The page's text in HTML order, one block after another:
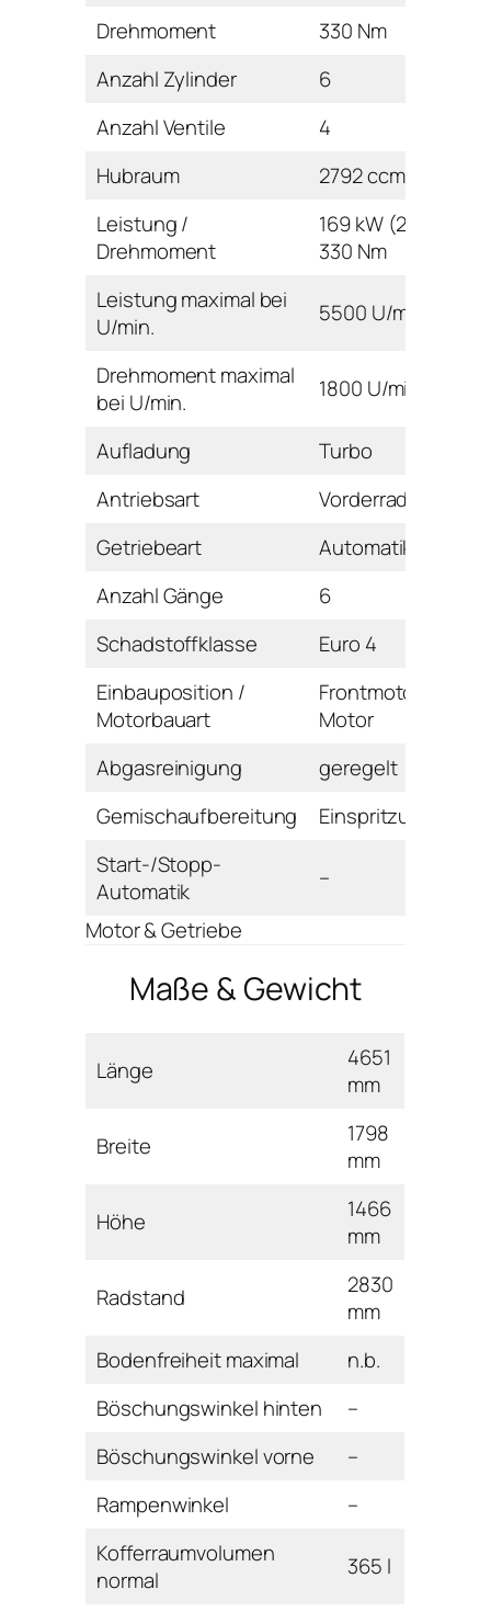
Drehmoment
330 Nm
Anzahl Zylinder
6
Anzahl Ventile
4
Hubraum
2792 ccm
Leistung /
Drehmoment
169 kW (230 PS) /
330 Nm
Leistung maximal bei
U/min.
5500 U/min
Drehmoment maximal
bei U/min.
1800 U/min
Aufladung
Turbo
Antriebsart
Vorderrad
Getriebeart
Automatikgetriebe
Anzahl Gänge
6
Schadstoffklasse
Euro 4
Einbauposition /
Motorbauart
Frontmotor / V-
Motor
Abgasreinigung
geregelt
Gemischaufbereitung
Einspritzung
Start-/Stopp-
Automatik
–
Motor & Getriebe
Maße & Gewicht
Länge
4651
mm
Breite
1798
mm
Höhe
1466
mm
Radstand
2830
mm
Bodenfreiheit maximal
n.b.
Böschungswinkel hinten
–
Böschungswinkel vorne
–
Rampenwinkel
–
Kofferraumvolumen
normal
365 l